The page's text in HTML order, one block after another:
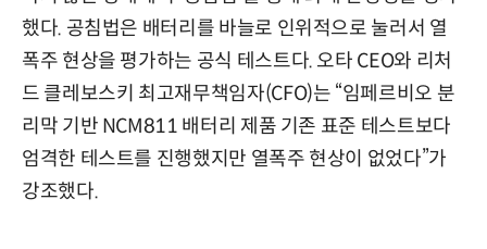
했다. 공침법은 배터리를 바늘로 인위적으로 눌러서 열
폭주 현상을 평가하는 공식 테스트다. 오타 CEO와 리처
드 클레보스키 최고재무책임자(CFO)는 “임페르비오 분
리막 기반 NCM811 배터리 제품 기존 표준 테스트보다
엄격한 테스트를 진행했지만 열폭주 현상이 없었다”가
강조했다.